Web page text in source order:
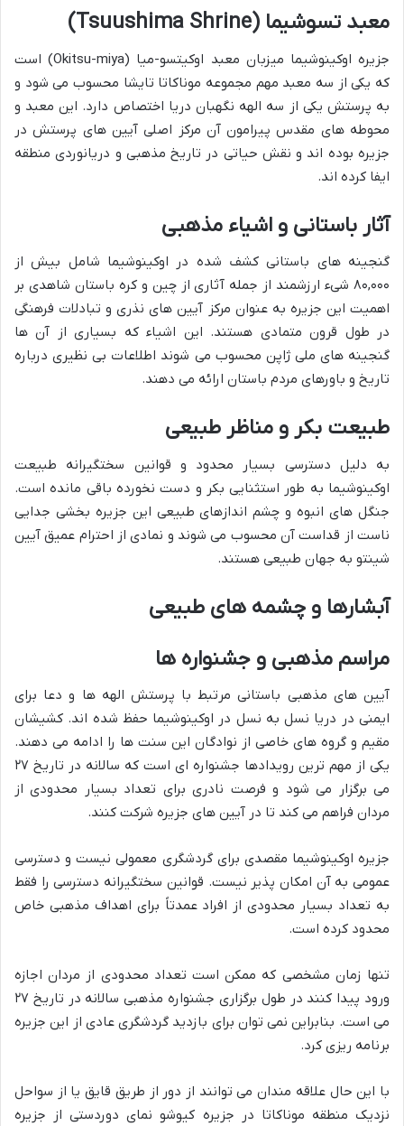
معبد تسوشیما (Tsuushima Shrine)
جزیره اوکینوشیما میزبان معبد اوکیتسو-میا (Okitsu-miya) است
که یکی از سه معبد مهم مجموعه موناکاتا تایشا محسوب می شود و
به پرستش یکی از سه الهه نگهبان دریا اختصاص دارد. این معبد و
محوطه های مقدس پیرامون آن مرکز اصلی آیین های پرستش در
جزیره بوده اند و نقش حیاتی در تاریخ مذهبی و دریانوردی منطقه
ایفا کرده اند.
آثار باستانی و اشیاء مذهبی
گنجینه های باستانی کشف شده در اوکینوشیما شامل بیش از
۸۰,۰۰۰ شیء ارزشمند از جمله آثاری از چین و کره باستان شاهدی بر
اهمیت این جزیره به عنوان مرکز آیین های نذری و تبادلات فرهنگی
در طول قرون متمادی هستند. این اشیاء که بسیاری از آن ها
گنجینه های ملی ژاپن محسوب می شوند اطلاعات بی نظیری درباره
تاریخ و باورهای مردم باستان ارائه می دهند.
طبیعت بکر و مناظر طبیعی
به دلیل دسترسی بسیار محدود و قوانین سختگیرانه طبیعت
اوکینوشیما به طور استثنایی بکر و دست نخورده باقی مانده است.
جنگل های انبوه و چشم اندازهای طبیعی این جزیره بخشی جدایی
ناست از قداست آن محسوب می شوند و نمادی از احترام عمیق آیین
شینتو به جهان طبیعی هستند.
آبشارها و چشمه های طبیعی
مراسم مذهبی و جشنواره ها
آیین های مذهبی باستانی مرتبط با پرستش الهه ها و دعا برای
ایمنی در دریا نسل به نسل در اوکینوشیما حفظ شده اند. کشیشان
مقیم و گروه های خاصی از نوادگان این سنت ها را ادامه می دهند.
یکی از مهم ترین رویدادها جشنواره ای است که سالانه در تاریخ ۲۷
می برگزار می شود و فرصت نادری برای تعداد بسیار محدودی از
مردان فراهم می کند تا در آیین های جزیره شرکت کنند.
جزیره اوکینوشیما مقصدی برای گردشگری معمولی نیست و دسترسی
عمومی به آن امکان پذیر نیست. قوانین سختگیرانه دسترسی را فقط
به تعداد بسیار محدودی از افراد عمدتاً برای اهداف مذهبی خاص
محدود کرده است.
تنها زمان مشخصی که ممکن است تعداد محدودی از مردان اجازه
ورود پیدا کنند در طول برگزاری جشنواره مذهبی سالانه در تاریخ ۲۷
می است. بنابراین نمی توان برای بازدید گردشگری عادی از این جزیره
برنامه ریزی کرد.
با این حال علاقه مندان می توانند از دور از طریق قایق یا از سواحل
نزدیک منطقه موناکاتا در جزیره کیوشو نمای دوردستی از جزیره